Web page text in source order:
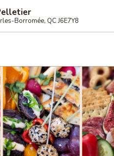
Borromée, QC J6E7Y8